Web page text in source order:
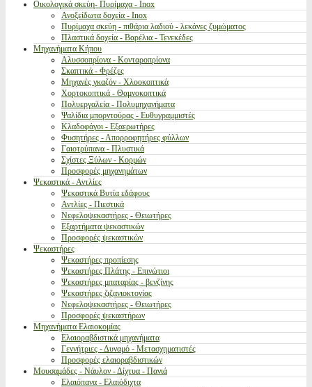
Οικολογικά σκεύη- Πυρίμαχα - Inox
Ανοξείδωτα δοχεία - Inox
Πυρίμαχα σκεύη - πιθάρια λαδιού - λεκάνες ζυμώματος
Πλαστικά δοχεία - Βαρέλια - Τενεκέδες
Μηχανήματα Κήπου
Αλυσσοπρίονα - Κονταροπρίονα
Σκαπτικά - Φρέζες
Μηχανές γκαζόν - Χλοοκοπτικά
Χορτοκοπτικά - Θαμνοκοπτικά
Πολυεργαλεία - Πολυμηχανήματα
Ψαλίδια μπορντούρας - Ευθυγραμμιστές
Κλαδοφάγοι - Εξαερωτήρες
Φυσητήρες - Απορροφητήρες φύλλων
Γαιοτρύπανα - Πλυστικά
Σχίστες Ξύλων - Κορμών
Προσφορές μηχανημάτων
Ψεκαστικά - Αντλίες
Ψεκαστικά Βυτία εδάφους
Αντλίες - Πιεστικά
Νεφελοψεκαστήρες - Θειωτήρες
Εξαρτήματα ψεκαστικών
Προσφορές ψεκαστικών
Ψεκαστήρες
Ψεκαστήρες προπίεσης
Ψεκαστήρες Πλάτης - Επινώτιοι
Ψεκαστήρες μπαταρίας - βενζίνης
Ψεκαστήρες ζιζανιοκτονίας
Νεφελοψεκαστήρες - Θειωτήρες
Προσφορές ψεκαστήρων
Μηχανήματα Ελαιοκομίας
Ελαιοραβδιστικά μηχανήματα
Γεννήτριες - Δυναμό - Μετασχηματιστές
Προσφορές ελαιοραβδιστικών
Μουσαμάδες - Νάυλον - Δίχτυα - Πανιά
Ελαιόπανα - Ελαιόδιχτα